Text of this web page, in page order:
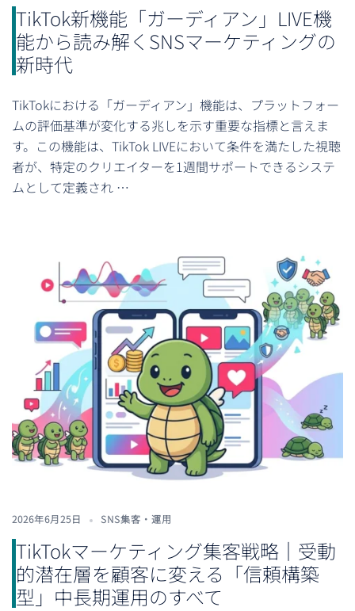
TikTok新機能「ガーディアン」LIVE機
能から読み解くSNSマーケティングの
新時代
TikTokにおける「ガーディアン」機能は、プラットフォー
ムの評価基準が変化する兆しを示す重要な指標と言えま
す。この機能は、TikTok LIVEにおいて条件を満たした視聴
者が、特定のクリエイターを1週間サポートできるシステ
ムとして定義され …
2026年6月25日 SNS集客・運用
TikTokマーケティング集客戦略｜受動
的潜在層を顧客に変える「信頼構築
型」中長期運用のすべて